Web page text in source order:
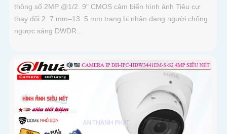
thông số 2MP @1/2. 9" CMOS cảm biến hình ảnh Tiêu cự
thay đổi 2. 7 mm–13. 5 mm trang bị nhận dạng người chống
ngược sáng DWDR...